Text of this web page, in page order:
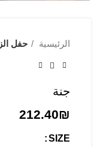
الرئيسية حفل
جنة
212.40₪
SIZE